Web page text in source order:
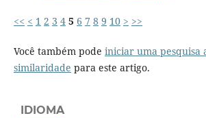
<< < 1 2 3 4 5 6 7 8 9 10 > >>
Você também pode iniciar uma pesquisa
similaridade para este artigo.
IDIOMA